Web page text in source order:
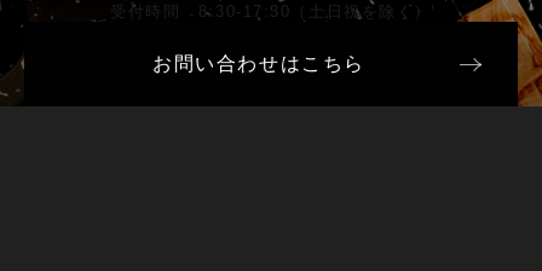
受付時間 8:30-17:30（土日祝を除く）
お問い合わせはこちら